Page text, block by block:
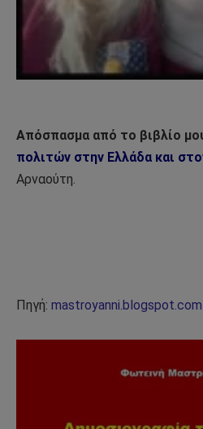
Απόσπασμα από το βιβλίο
πολιτών στην Ελλάδα και
Αρναούτη.
Πηγή: mastroyanni.blogspot.com